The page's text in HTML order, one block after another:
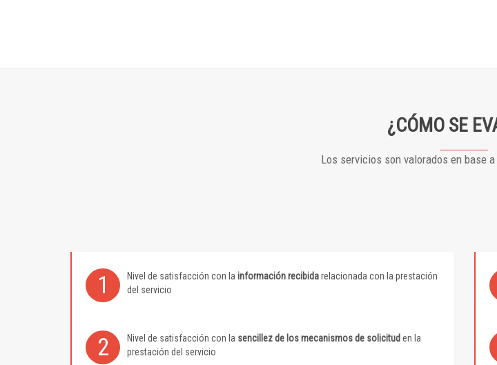
¿CÓMO SE
Los servicios son valorados en base
1 Nivel de satisfacción con la información recibidarelacionada con la prestación
del servicio
2 Nivel de satisfacción con la sencillez de los mecanismos de solicitud en la
prestación del servicio